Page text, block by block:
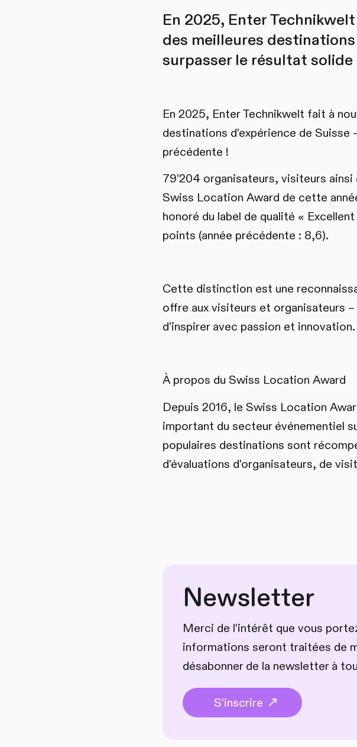
En 2025, Enter
des meilleures
surpasser le résultat
En 2025, Enter Technikwelt fait à
destinations d'expérience de Suisse
précédente !
79'204 organisateurs, visiteurs ainsi
Swiss Location Award de cette
honoré du label de qualité «
points (année précédente : 8,6).
Cette distinction est une
offre aux visiteurs et organisateurs
d'inspirer avec passion et innovation.
À propos du Swiss Location Award
Depuis 2016, le Swiss Location
important du secteur événementiel
populaires destinations sont
d'évaluations d'organisateurs, de
Newsletter
Merci de l'intérêt que vous
informations seront traitées de
désabonner de la newsletter à
S'inscrire